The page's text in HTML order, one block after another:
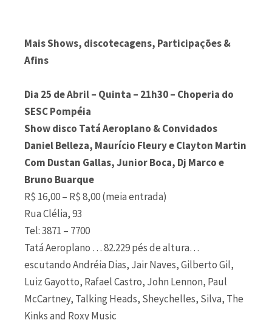
Mais Shows, discotecagens, Participações &
Afins
Dia 25 de Abril – Quinta – 21h30 – Choperia do
SESC Pompéia
Show disco Tatá Aeroplano & Convidados
Daniel Belleza, Maurício Fleury e Clayton Martin
Com Dustan Gallas, Junior Boca, Dj Marco e
Bruno Buarque
R$ 16,00 – R$ 8,00 (meia entrada)
Rua Clélia, 93
Tel: 3871 – 7700
Tatá Aeroplano … 82.229 pés de altura…
escutando Andréia Dias, Jair Naves, Gilberto Gil,
Luiz Gayotto, Rafael Castro, John Lennon, Paul
McCartney, Talking Heads, Sheychelles, Silva, The
Kinks and Roxy Music